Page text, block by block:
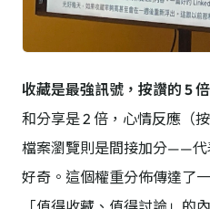
收藏是最強訊號，按讚的 5 倍
和分享是 2 倍，心情反應（
檔案瀏覽則是間接加分——代
好奇。這個權重分佈傳達了